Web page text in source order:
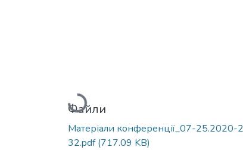
Вантажиться...
Файли
Матеріали конференції_07-25.2020-
32.pdf(717.09 KB)